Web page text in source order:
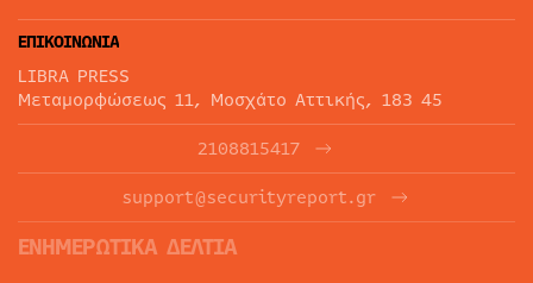
ΕΠΙΚΟΙΝΩΝΙΑ
LIBRA PRESS
Μεταμορφώσεως 11, Μοσχάτο Αττικής, 183 45
2108815417
support@securityreport.gr
ΕΝΗΜΕΡΩΤΙΚΑ ΔΕΛΤΙΑ